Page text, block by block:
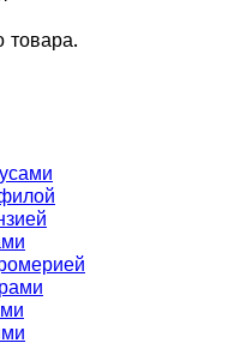
товара.